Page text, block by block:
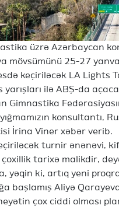
üzrə Azərbaycan
mövsümünü 25-27
keçiriləcək LA Lights
yarışları ilə ABŞ-da
Gimnastika
konsultantı,
İrina Viner xəbər verib.
turnir ənənəvi,
çoxillik tarixə malikdir,
yəqin ki, artıq yeni
başlamış Aliyə
çox ciddi olması